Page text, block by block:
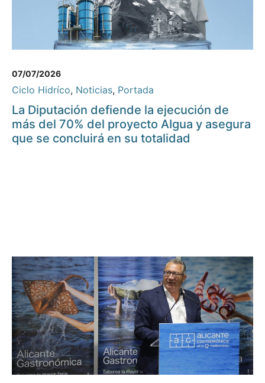
07/07/2026
Ciclo Hidríco, Noticias, Portada
La Diputación defiende la ejecución de
más del 70% del proyecto AIgua y asegura
que se concluirá en su totalidad